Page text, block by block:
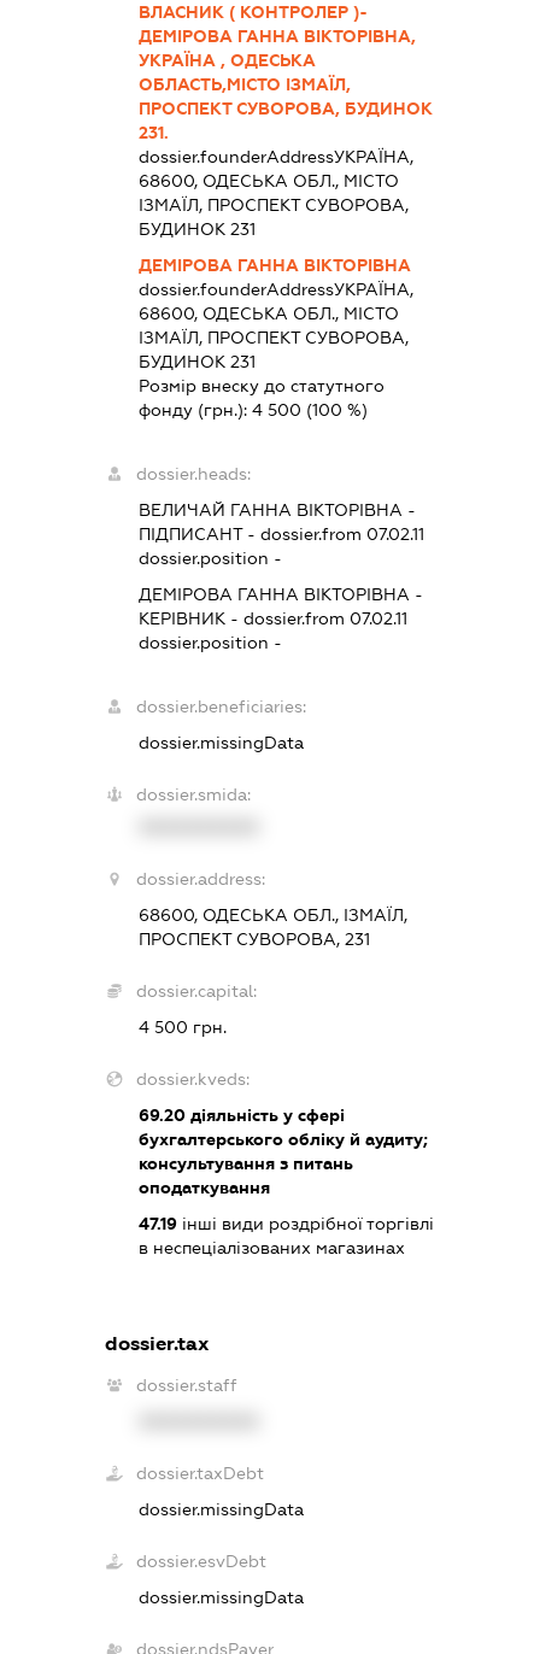
ВЛАСНИК ( КОНТРОЛЕР )-
ДЕМІРОВА ГАННА ВІКТОРІВНА,
УКРАЇНА , ОДЕСЬКА
ОБЛАСТЬ,МІСТО ІЗМАЇЛ,
ПРОСПЕКТ СУВОРОВА, БУДИНОК
231.
dossier.founderAddressУКРАЇНА,
68600, ОДЕСЬКА ОБЛ., МІСТО
ІЗМАЇЛ, ПРОСПЕКТ СУВОРОВА,
БУДИНОК 231
ДЕМІРОВА ГАННА ВІКТОРІВНА
dossier.founderAddressУКРАЇНА,
68600, ОДЕСЬКА ОБЛ., МІСТО
ІЗМАЇЛ, ПРОСПЕКТ СУВОРОВА,
БУДИНОК 231
Розмір внеску до статутного
фонду (грн.): 4 500 (100 %)
dossier.heads:
ВЕЛИЧАЙ ГАННА ВІКТОРІВНА -
ПІДПИСАНТ- dossier.from 07.02.11
dossier.position -
ДЕМІРОВА ГАННА ВІКТОРІВНА -
КЕРІВНИК- dossier.from 07.02.11
dossier.position -
dossier.beneficiaries:
dossier.missingData
dossier.smida:
dossier.address:
68600, ОДЕСЬКА ОБЛ., ІЗМАЇЛ,
ПРОСПЕКТ СУВОРОВА, 231
dossier.capital:
4 500 грн.
dossier.kveds:
69.20діяльність у сфері
бухгалтерського обліку й аудиту;
консультування з питань
оподаткування
47.19інші види роздрібної торгівлі
в неспеціалізованих магазинах
dossier.tax
dossier.staff
dossier.taxDebt
dossier.missingData
dossier.esvDebt
dossier.missingData
dossier.ndsPayer